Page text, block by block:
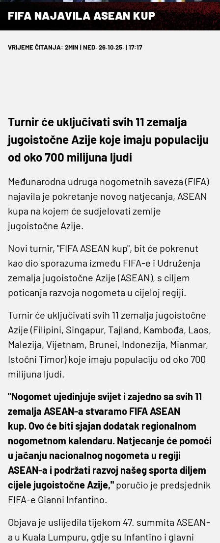
FIFA NAJAVILA ASEAN KUP
VRIJEME ČITANJA: 2MIN | NED. 26.10.25. | 17:17
Turnir će uključivati svih 11 zemalja
jugoistočne Azije koje imaju populaciju
od oko 700 milijuna ljudi
Međunarodna udruga nogometnih saveza (FIFA)
najavila je pokretanje novog natjecanja, ASEAN
kupa na kojem će sudjelovati zemlje
jugoistočne Azije.
Novi turnir, "FIFA ASEAN kup", bit će pokrenut
kao dio sporazuma između FIFA-e i Udruženja
zemalja jugoistočne Azije (ASEAN), s ciljem
poticanja razvoja nogometa u cijeloj regiji.
Turnir će uključivati ​​svih 11 zemalja jugoistočne
Azije (Filipini, Singapur, Tajland, Kambođa, Laos,
Malezija, Vijetnam, Brunei, Indonezija, Mianmar,
Istočni Timor) koje imaju populaciju od oko 700
milijuna ljudi.
"Nogomet ujedinjuje svijet i zajedno sa svih 11
zemalja ASEAN-a stvaramo FIFA ASEAN
kup. Ovo će biti sjajan dodatak regionalnom
nogometnom kalendaru. Natjecanje će pomoći
u jačanju nacionalnog nogometa u regiji
ASEAN-a i podržati razvoj našeg sporta diljem
cijele jugoistočne Azije," poručio je predsjednik
FIFA-e Gianni Infantino.
Objava je uslijedila tijekom 47. summita ASEAN-
a u Kuala Lumpuru, gdje su Infantino i glavni